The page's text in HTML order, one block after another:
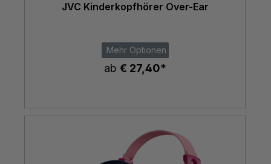
JVC Kinderkopfhörer Over-Ear
Mehr Optionen
ab € 27,40*